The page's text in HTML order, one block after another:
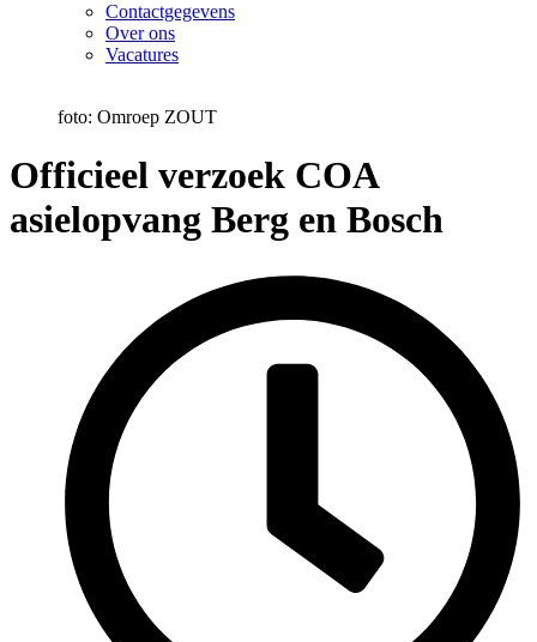
Contactgegevens
Over ons
Vacatures
foto: Omroep ZOUT
Officieel verzoek COA
asielopvang Berg en Bosch